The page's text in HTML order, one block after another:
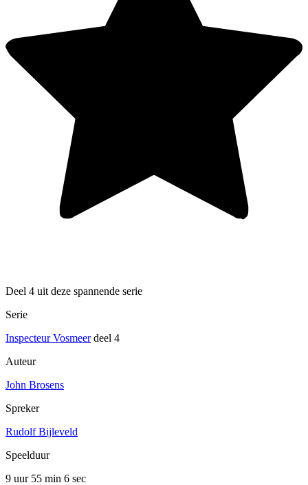
Deel 4 uit deze spannende serie
Serie
Inspecteur Vosmeerdeel 4
Auteur
John Brosens
Spreker
Rudolf Bijleveld
Speelduur
9 uur 55 min 6 sec